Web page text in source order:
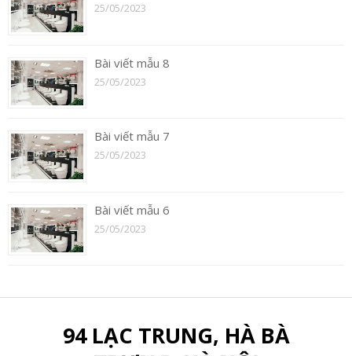
25/05/2023
Bài viết mẫu 8
25/05/2023
Bài viết mẫu 7
25/05/2023
Bài viết mẫu 6
25/05/2023
94 LẠC TRUNG, HÀ BÀ